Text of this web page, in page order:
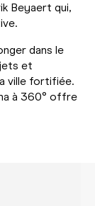
Beyaert qui,
dans le
et
ville fortifiée.
à 360° offre